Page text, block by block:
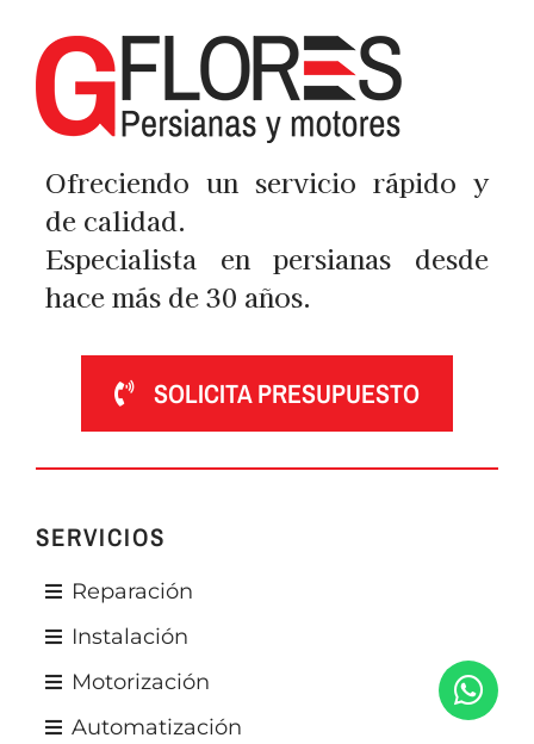
Ofreciendo un servicio rápido y
de calidad.
Especialista en persianas desde
hace más de 30 años.
SOLICITA PRESUPUESTO
SERVICIOS
Reparación
Instalación
Motorización
Automatización